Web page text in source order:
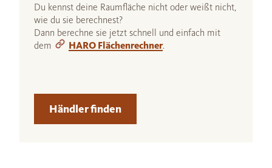
Du kennst deine Raumfläche nicht oder weißt nicht,
wie du sie berechnest?
Dann berechne sie jetzt schnell und einfach mit
dem
HARO Flächenrechner.
Händler finden